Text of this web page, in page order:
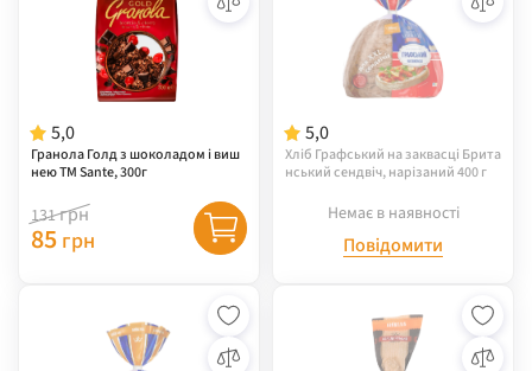
5,0
Гранола Голд з шоколадом і виш
нею ТМ Sante, 300г
131грн
85 грн
5,0
Хліб Графський на заквасці Брита
нський сендвіч, нарізаний 400 г
Немає в наявності
Повідомити